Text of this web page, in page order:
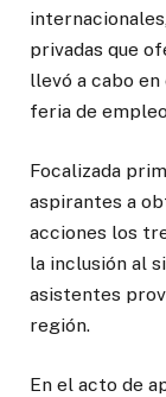
privadas que
llevó a cabo
feria de
Focalizada
aspirantes a
acciones los
la inclusión al
asistentes
región.
En el acto de